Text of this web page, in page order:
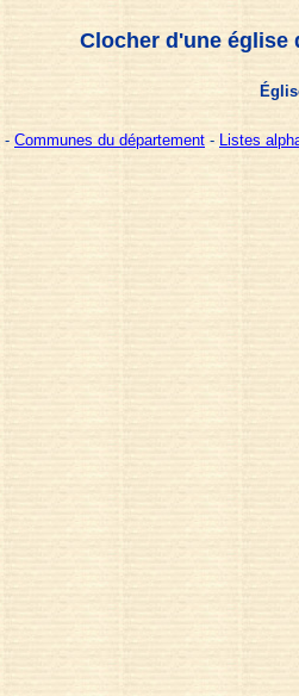
Clocher d'une église
- Communes du département - Listes